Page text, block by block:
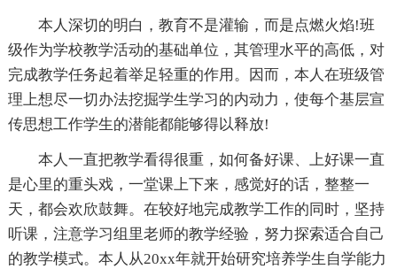
本人深切的明白，教育不是灌输，而是点燃火焰!班
级作为学校教学活动的基础单位，其管理水平的高低，对
完成教学任务起着举足轻重的作用。因而，本人在班级管
理上想尽一切办法挖掘学生学习的内动力，使每个基层宣
传思想工作学生的潜能都能够得以释放!
本人一直把教学看得很重，如何备好课、上好课一直
是心里的重头戏，一堂课上下来，感觉好的话，整整一
天，都会欢欣鼓舞。在较好地完成教学工作的同时，坚持
听课，注意学习组里老师的教学经验，努力探索适合自己
的教学模式。本人从20xx年就开始研究培养学生自学能力